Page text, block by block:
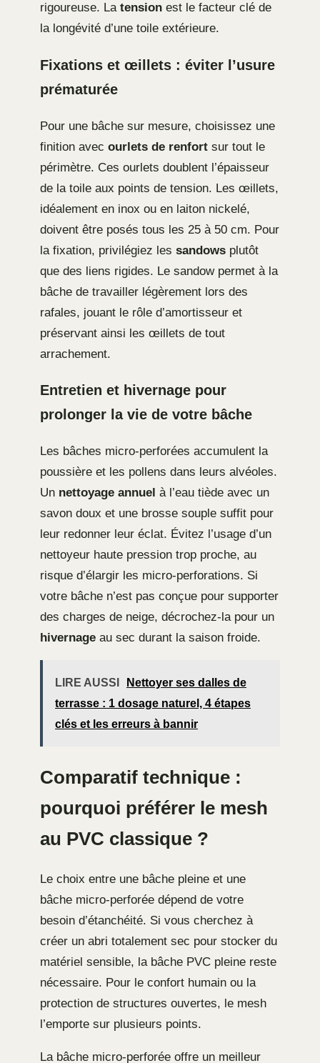
rigoureuse. La tension est le facteur clé de
la longévité d’une toile extérieure.
Fixations et œillets : éviter l’usure
prématurée
Pour une bâche sur mesure, choisissez une
finition avec ourlets de renfort sur tout le
périmètre. Ces ourlets doublent l’épaisseur
de la toile aux points de tension. Les œillets,
idéalement en inox ou en laiton nickelé,
doivent être posés tous les 25 à 50 cm. Pour
la fixation, privilégiez les sandows plutôt
que des liens rigides. Le sandow permet à la
bâche de travailler légèrement lors des
rafales, jouant le rôle d’amortisseur et
préservant ainsi les œillets de tout
arrachement.
Entretien et hivernage pour
prolonger la vie de votre bâche
Les bâches micro-perforées accumulent la
poussière et les pollens dans leurs alvéoles.
Un nettoyage annuel à l’eau tiède avec un
savon doux et une brosse souple suffit pour
leur redonner leur éclat. Évitez l’usage d’un
nettoyeur haute pression trop proche, au
risque d’élargir les micro-perforations. Si
votre bâche n’est pas conçue pour supporter
des charges de neige, décrochez-la pour un
hivernage au sec durant la saison froide.
LIRE AUSSI
Nettoyer ses dalles de
terrasse : 1 dosage naturel, 4 étapes
clés et les erreurs à bannir
Comparatif technique :
pourquoi préférer le mesh
au PVC classique ?
Le choix entre une bâche pleine et une
bâche micro-perforée dépend de votre
besoin d’étanchéité. Si vous cherchez à
créer un abri totalement sec pour stocker du
matériel sensible, la bâche PVC pleine reste
nécessaire. Pour le confort humain ou la
protection de structures ouvertes, le mesh
l’emporte sur plusieurs points.
La bâche micro-perforée offre un meilleur